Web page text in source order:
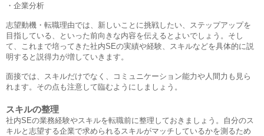
・企業分析
志望動機・転職理由では、新しいことに挑戦したい、ステップアップを
目指している、といった前向きな内容を伝えるとよいでしょう。そし
て、これまで培ってきた社内SEの実績や経験、スキルなどを具体的に説
明すると説得力が増していきます。
面接では、スキルだけでなく、コミュニケーション能力や人間力も見ら
れます。その点も注意して臨むようにしましょう。
スキルの整理
社内SEの業務経験やスキルを転職前に整理しておきましょう。自分のス
キルと志望する企業で求められるスキルがマッチしているかを測るため